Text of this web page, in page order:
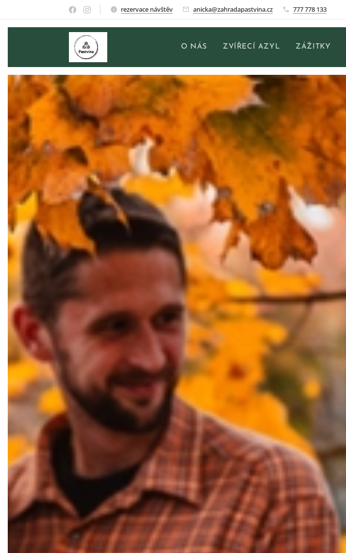
rezervace návštěv anicka@zahradapastvina.cz 777 778 133
O NÁS ZVÍŘECÍ AZYL ZÁŽITKY